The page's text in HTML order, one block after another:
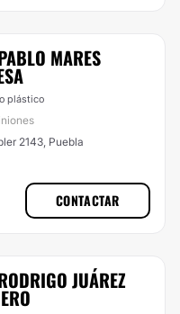
MARES
plástico
2143, Puebla
CONTACTAR
JUÁREZ